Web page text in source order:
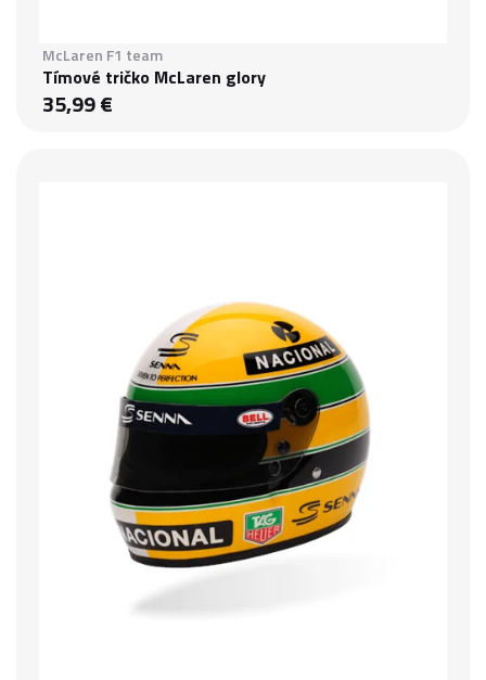
McLaren F1 team
Tímové tričko McLaren glory
35,99 €